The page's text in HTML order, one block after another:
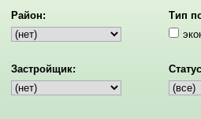
Район:
Тип
Застройщик: